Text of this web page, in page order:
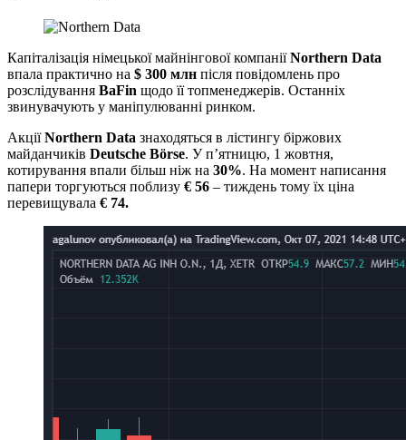
Капіталізація німецької майнінгової компаніїNorthern Data
впала практично на $ 300 млн після повідомлень про
розслідування BaFin щодо її топменеджерів. Останніх
звинувачують у маніпулюванні ринком.
АкціїNorthern Data знаходяться в лістингу біржових
майданчиків Deutsche Börse. У п’ятницю, 1 жовтня,
котирування впали більш ніж на 30%. На момент написання
папери торгуються поблизу € 56 – тиждень тому їх ціна
перевищувала € 74.